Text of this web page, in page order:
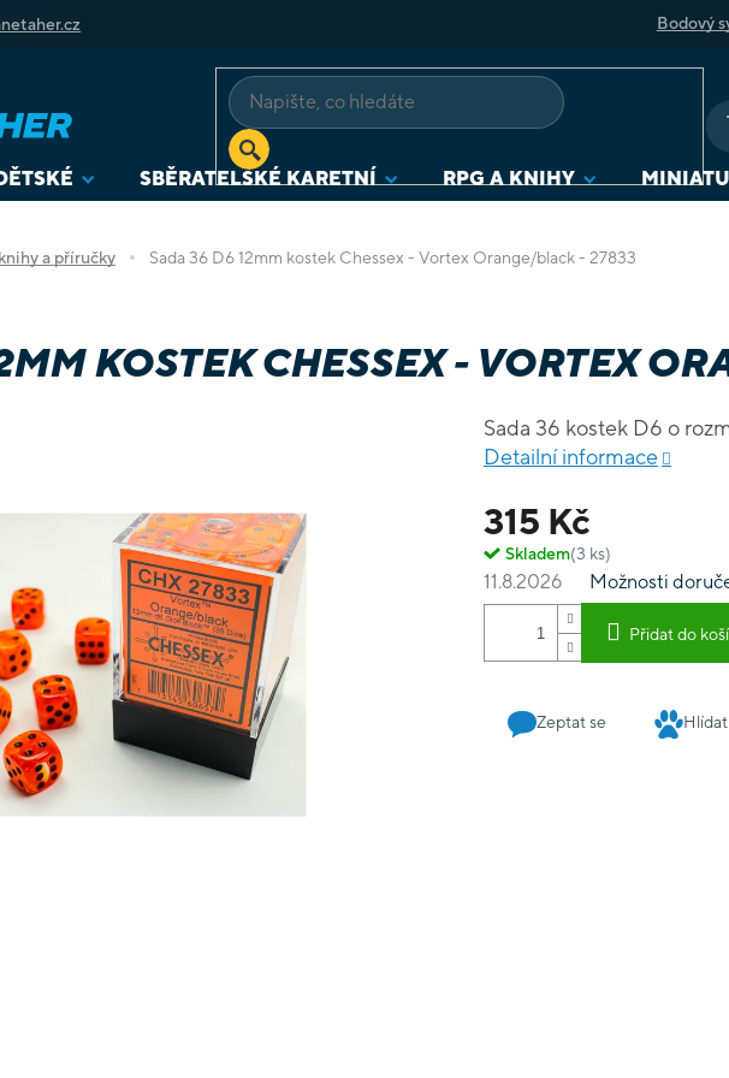
Bodový
SBĚRATELSKÉ KARETNÍ RPG A KNIHY
a příručky Sada 36 D6 12mm kostek Chessex - Vortex Orange/black - 27833
KOSTEK CHESSEX - VORTEX
315 Kč
Skladem(3 ks)
11.8.2026 Možnosti
Přidat do
Sada 36 kostek D6 o
Detailní informace
Zeptat se Hlídat